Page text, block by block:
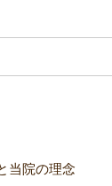
当院の理念